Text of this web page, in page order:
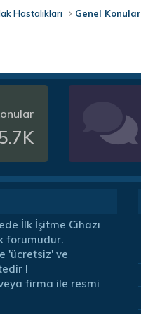
Hastalıkları Genel Konular
İlk İşitme Cihazı
forumudur.
'ücretsiz' ve
!
firma ile resmi